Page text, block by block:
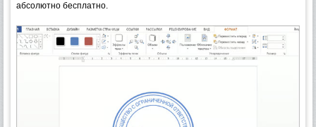
абсолютно бесплатно.